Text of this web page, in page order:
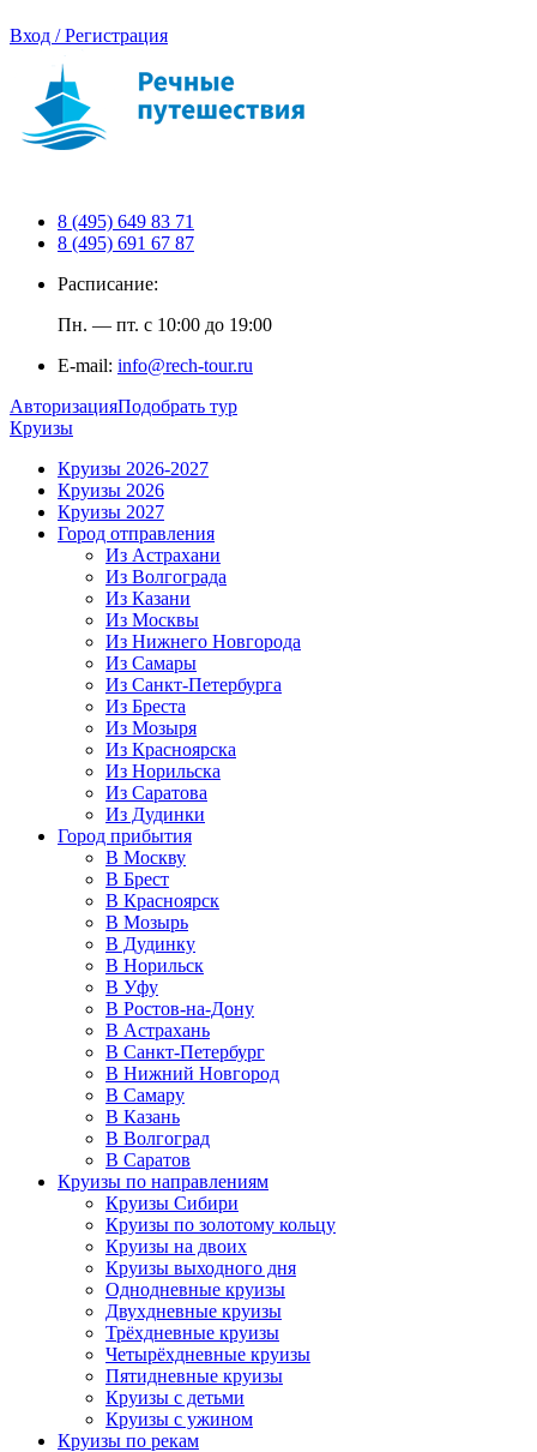
Вход / Регистрация
8 (495) 649 83 71
8 (495) 691 67 87
Расписание:
Пн. — пт. с 10:00 до 19:00
E-mail: info@rech-tour.ru
АвторизацияПодобрать тур
Круизы
Круизы 2026-2027
Круизы 2026
Круизы 2027
Город отправления
Из Астрахани
Из Волгограда
Из Казани
Из Москвы
Из Нижнего Новгорода
Из Самары
Из Санкт-Петербурга
Из Бреста
Из Мозыря
Из Красноярска
Из Норильска
Из Саратова
Из Дудинки
Город прибытия
В Москву
В Брест
В Красноярск
В Мозырь
В Дудинку
В Норильск
В Уфу
В Ростов-на-Дону
В Астрахань
В Санкт-Петербург
В Нижний Новгород
В Самару
В Казань
В Волгоград
В Саратов
Круизы по направлениям
Круизы Сибири
Круизы по золотому кольцу
Круизы на двоих
Круизы выходного дня
Однодневные круизы
Двухдневные круизы
Трёхдневные круизы
Четырёхдневные круизы
Пятидневные круизы
Круизы с детьми
Круизы с ужином
Круизы по рекам